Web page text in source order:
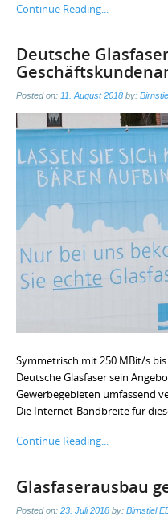
Continue Reading...
Deutsche
Posted on: 11. August 2018 by:
Symmetrisch mit 250 MBit/s
Deutsche Glasfaser sein
Gewerbegebieten umfassend
Die Internet-Bandbreite für
Continue Reading...
Glasfaserausbau
Posted on: 23. Juli 2018 by: Birnstiel